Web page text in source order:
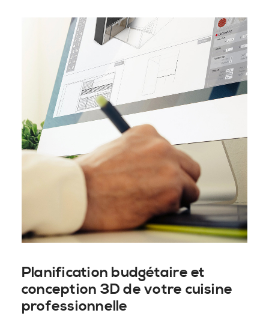
Planification budgétaire et
conception 3D de votre cuisine
professionnelle